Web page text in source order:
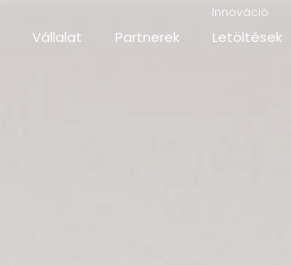
Innováció
Vállalat Partnerek Letöltések